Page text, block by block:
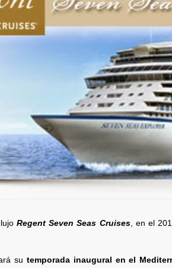
lujoRegent Seven Seas Cruises, en el
su temporada inaugural en el